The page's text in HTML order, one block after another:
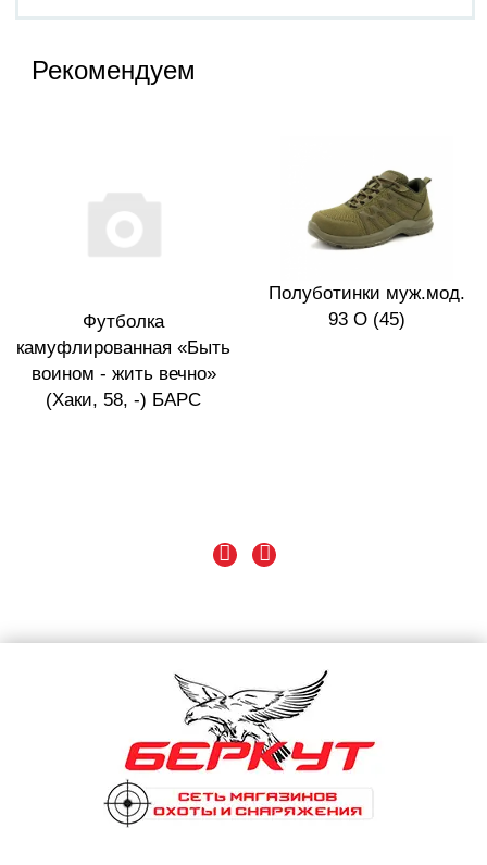
Рекомендуем
Футболка
камуфлированная «Быть
воином - жить вечно»
(Хаки, 58, -) БАРС
Полуботинки муж.мод.
93 О (45)